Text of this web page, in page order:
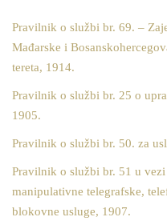
Pravilnik o službi br. 69. –
Mađarske i
tereta, 1914.
Pravilnik o službi br. 25 o
1905.
Pravilnik o službi br. 50. za
Pravilnik o službi br. 51 u
manipulativne telegrafske,
blokovne usluge, 1907.